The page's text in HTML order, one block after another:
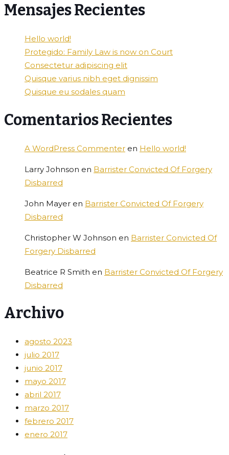
Mensajes Recientes
Hello world!
Protegido: Family Law is now on Court
Consectetur adipiscing elit
Quisque varius nibh eget dignissim
Quisque eu sodales quam
Comentarios Recientes
A WordPress Commenter en Hello world!
Larry Johnson en Barrister Convicted Of Forgery
Disbarred
John Mayer en Barrister Convicted Of Forgery
Disbarred
Christopher W Johnson en Barrister Convicted Of
Forgery Disbarred
Beatrice R Smith en Barrister Convicted Of Forgery
Disbarred
Archivo
agosto 2023
julio 2017
junio 2017
mayo 2017
abril 2017
marzo 2017
febrero 2017
enero 2017